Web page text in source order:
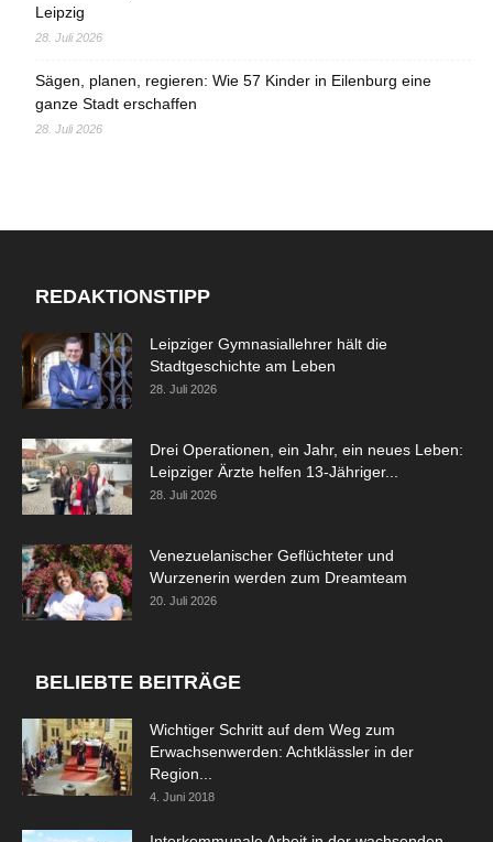
Leipzig
28. Juli 2026
Sägen, planen, regieren: Wie 57 Kinder in Eilenburg eine
ganze Stadt erschaffen
28. Juli 2026
REDAKTIONSTIPP
Leipziger Gymnasiallehrer hält die
Stadtgeschichte am Leben
28. Juli 2026
Drei Operationen, ein Jahr, ein neues Leben:
Leipziger Ärzte helfen 13-Jähriger...
28. Juli 2026
Venezuelanischer Geflüchteter und
Wurzenerin werden zum Dreamteam
20. Juli 2026
BELIEBTE BEITRÄGE
Wichtiger Schritt auf dem Weg zum
Erwachsenwerden: Achtklässler in der
Region...
4. Juni 2018